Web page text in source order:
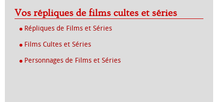
Vos répliques de films cultes et séries
Répliques de Films et Séries
Films Cultes et Séries
Personnages de Films et Séries